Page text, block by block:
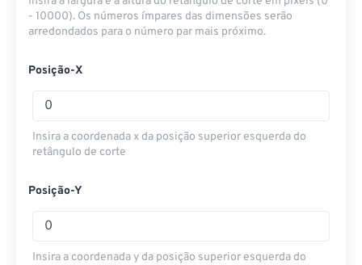
- 10000). Os números ímpares das dimensões serão
arredondados para o número par mais próximo.
Posição-X
Insira a coordenada x da posição superior esquerda do
retângulo de corte
Posição-Y
Insira a coordenada y da posição superior esquerda do